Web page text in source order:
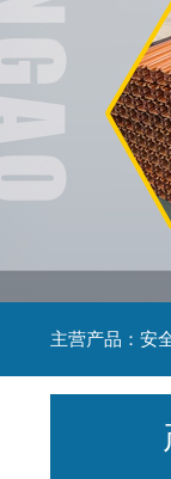
主营产品：安